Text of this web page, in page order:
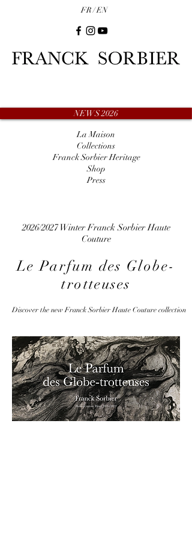
FR /EN
NEWS 2026
La Maison
Collections
Franck Sorbier Heritage
Shop
Press
2026/2027 Winter Franck Sorbier Haute
Couture
Le Parfum des Globe-
trotteuses
Discover the new Franck Sorbier Haute Couture collection